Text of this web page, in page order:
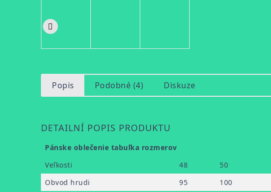
Popis Podobné (4) Diskuze
DETAILNÍ POPIS PRODUKTU
Pánske oblečenie tabuľka rozmerov
Veľkosti
48 50
Obvod hrudi
95 100